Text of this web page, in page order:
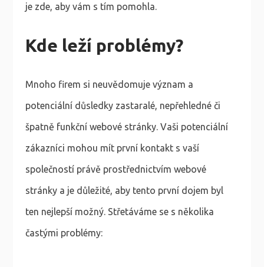
je zde, aby vám s tím pomohla.
Kde leží problémy?
Mnoho firem si neuvědomuje význam a
potenciální důsledky zastaralé, nepřehledné či
špatně funkční webové stránky. Vaši potenciální
zákazníci mohou mít první kontakt s vaší
společností právě prostřednictvím webové
stránky a je důležité, aby tento první dojem byl
ten nejlepší možný. Střetáváme se s několika
častými problémy: